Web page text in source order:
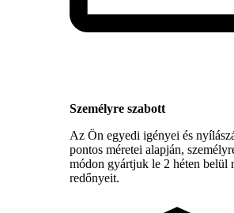
Személyre szabott
Az Ön egyedi igényei és
pontos méretei alapján,
módon gyártjuk le 2 héten belül
redőnyeit.